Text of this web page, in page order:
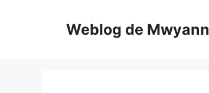
Weblog de Mwyann